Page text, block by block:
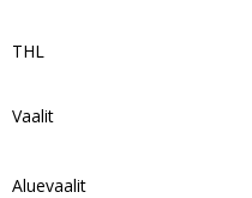
THL
Vaalit
Aluevaalit